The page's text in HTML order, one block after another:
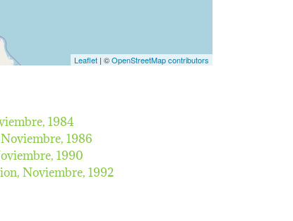
Leaflet | ©OpenStreetMap contributors
1984
Noviembre, 1986
1990
Noviembre, 1992